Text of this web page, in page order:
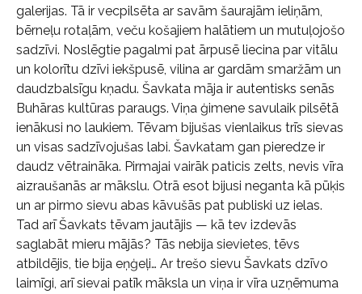
galerijas. Tā ir vecpilsēta ar savām šaurajām ieliņām,
bērneļu rotaļām, veču košajiem halātiem un mutuļojošo
sadzīvi. Noslēgtie pagalmi pat ārpusē liecina par vitālu
un kolorītu dzīvi iekšpusē, vilina ar gardām smaržām un
daudzbalsīgu kņadu. Šavkata māja ir autentisks senās
Buhāras kultūras paraugs. Viņa ģimene savulaik pilsētā
ienākusi no laukiem. Tēvam bijušas vienlaikus trīs sievas
un visas sadzīvojušas labi. Šavkatam gan pieredze ir
daudz vētraināka. Pirmajai vairāk paticis zelts, nevis vīra
aizraušanās ar mākslu. Otrā esot bijusi neganta kā pūķis
un ar pirmo sievu abas kāvušās pat publiski uz ielas.
Tad arī Šavkats tēvam jautājis — kā tev izdevās
saglabāt mieru mājās? Tās nebija sievietes, tēvs
atbildējis, tie bija eņģeļi… Ar trešo sievu Šavkats dzīvo
laimīgi, arī sievai patīk māksla un viņa ir vīra uzņēmuma